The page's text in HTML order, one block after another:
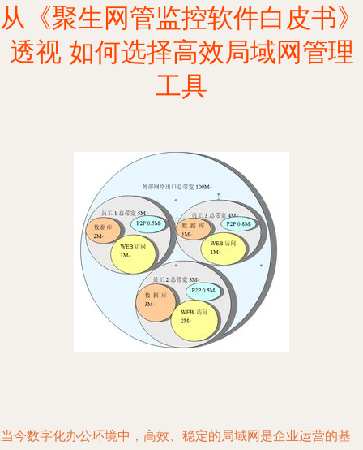
从《聚生网管监控软件白皮书》
透视 如何选择高效局域网管理
工具
今数字化办公环境中，高效、稳定的局域网是企业运营的基